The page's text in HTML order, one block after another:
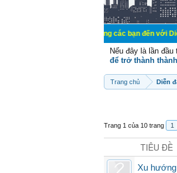
Chào mừng các bạn đến với Diễn đàn Cơ
Nếu đây là lần
để trở thành
Trang chủ Diễn
Trang 1 của 10 trang 1
TIÊU ĐỀ
Xu